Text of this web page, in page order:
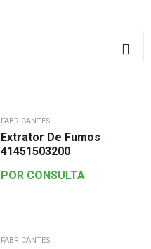
FABRICANTES
Extrator De Fumos
41451503200
POR CONSULTA
FABRICANTES